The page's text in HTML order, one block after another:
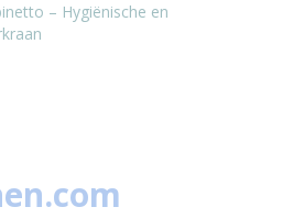
– Hygiënische en